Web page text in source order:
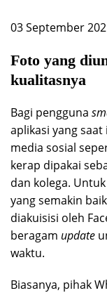
03 September
Foto yang
kualitasnya
Bagi pengguna
aplikasi yang
media sosial
kerap dipakai
dan kolega.
yang semakin
diakuisisi oleh
beragam update
waktu.
Biasanya, pihak